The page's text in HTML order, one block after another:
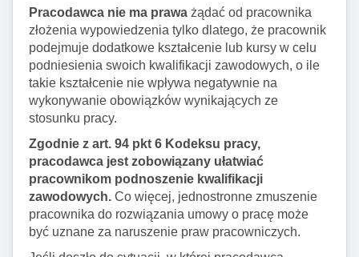
Pracodawca nie ma prawa żądać od pracownika
złożenia wypowiedzenia tylko dlatego, że pracownik
podejmuje dodatkowe kształcenie lub kursy w celu
podniesienia swoich kwalifikacji zawodowych, o ile
takie kształcenie nie wpływa negatywnie na
wykonywanie obowiązków wynikających ze
stosunku pracy.
Zgodnie z art. 94 pkt 6 Kodeksu pracy,
pracodawca jest zobowiązany ułatwiać
pracownikom podnoszenie kwalifikacji
zawodowych. Co więcej, jednostronne zmuszenie
pracownika do rozwiązania umowy o pracę może
być uznane za naruszenie praw pracowniczych.